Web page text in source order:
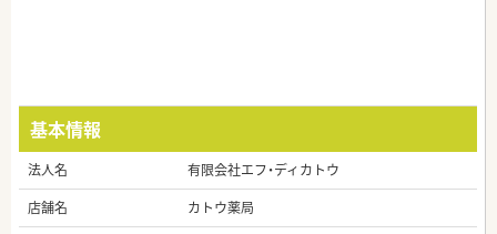
基本情報
法人名
有限会社エフ・ディカトウ
店舗名
カトウ薬局